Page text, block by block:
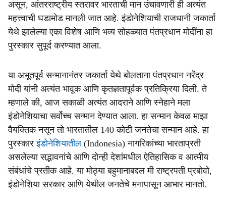
असून, आंतरराष्ट्रीय स्तरावर भारताची मान उंचावणारी ही अत्यंत
महत्त्वाची घडामोड मानली जात आहे. इंडोनेशियाची राजधानी जकार्ता
येथे झालेल्या एका विशेष आणि भव्य सोहळ्यात पंतप्रधान मोदींना हा
पुरस्कार सुपूर्द करण्यात आला.
या अभूतपूर्व सन्मानानंतर जकार्ता येथे बोलताना पंतप्रधान नरेंद्र
मोदी यांनी अत्यंत भावूक आणि कृतज्ञतापूर्वक प्रतिक्रिया दिली. ते
म्हणाले की, आज सकाळी अत्यंत आदराने आणि स्नेहाने मला
इंडोनेशियाचा सर्वोच्च सन्मान देण्यात आला. हा सन्मान केवळ माझा
वैयक्तिक नसून तो भारतातील 140 कोटी जनतेचा सन्मान आहे. हा
पुरस्कारइंडोनेशियातील (Indonesia) नागरिकांच्या भारताप्रती
असलेल्या सद्भावनांचे आणि दोन्ही देशांमधील ऐतिहासिक व आत्मीय
संबंधांचे प्रतीक आहे. या मोठ्या बहुमानाबद्दल मी राष्ट्रपती प्रबोवो,
इंडोनेशिया सरकार आणि येथील जनतेचे मनापासून आभार मानतो.